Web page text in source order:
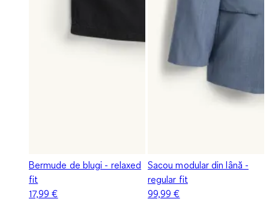
Bermude de blugi - relaxed
fit
17,99 €
Sacou modular din lână -
regular fit
99,99 €